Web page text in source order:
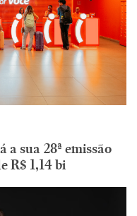
sua 28ª emissão
R$ 1,14 bi